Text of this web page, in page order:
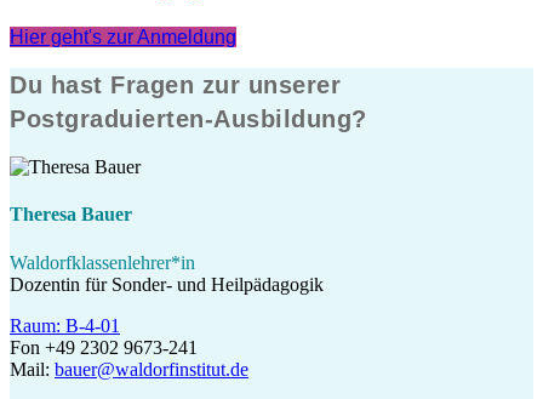
Hier geht's zur Anmeldung
Du hast Fragen zur unserer
Postgraduierten-Ausbildung?
Theresa Bauer
Waldorfklassenlehrer*in
Dozentin für Sonder- und Heilpädagogik
Raum: B-4-01
Fon +49 2302 9673-241
Mail: bauer@waldorfinstitut.de